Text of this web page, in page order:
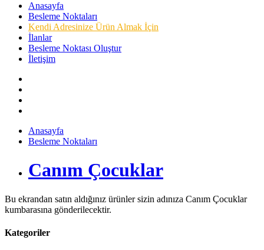
Anasayfa
Besleme Noktaları
Kendi Adresinize Ürün Almak İçin
İlanlar
Besleme Noktası Oluştur
İletişim
Anasayfa
Besleme Noktaları
Canım Çocuklar
Bu ekrandan satın aldığınız ürünler sizin adınıza Canım Çocuklar
kumbarasına gönderilecektir.
Kategoriler